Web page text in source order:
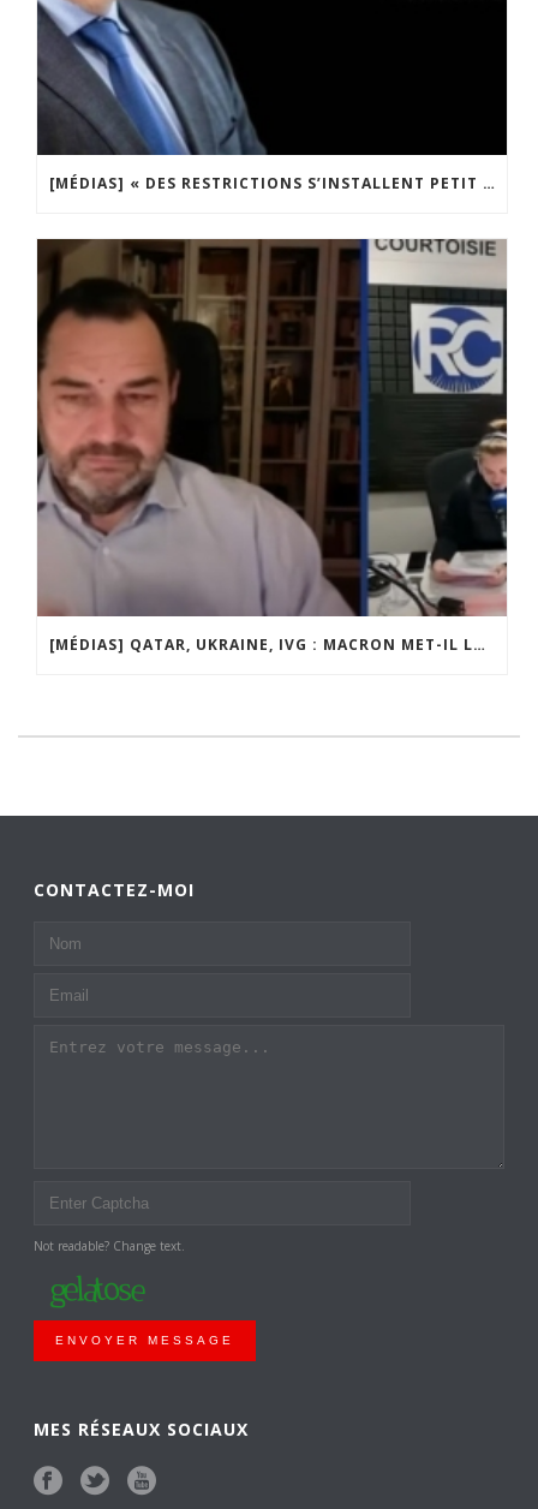
[MÉDIAS] « DES RESTRICTIONS S’INSTALLENT PETIT À PETIT DANS NOTRE PAYS » ENTRETIEN AVEC BOULEVARD VOLTAIRE
[MÉDIAS] QATAR, UKRAINE, IVG : MACRON MET-IL LA FRANCE EN DANGER ? JF POISSON INVITÉ DE LIGNE DROITE SUR RADIO COURTOISIE
CONTACTEZ-MOI
Not readable? Change text.
ENVOYER MESSAGE
MES RÉSEAUX SOCIAUX